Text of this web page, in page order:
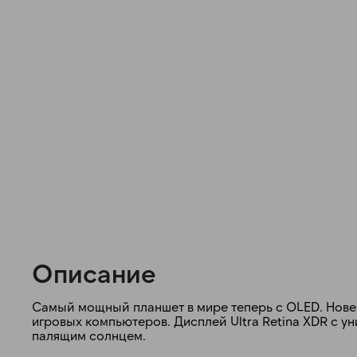
Описание
Самый мощный планшет в мире теперь с OLED.
игровых компьютеров. Дисплей Ultra Retina XDR с
палящим солнцем.